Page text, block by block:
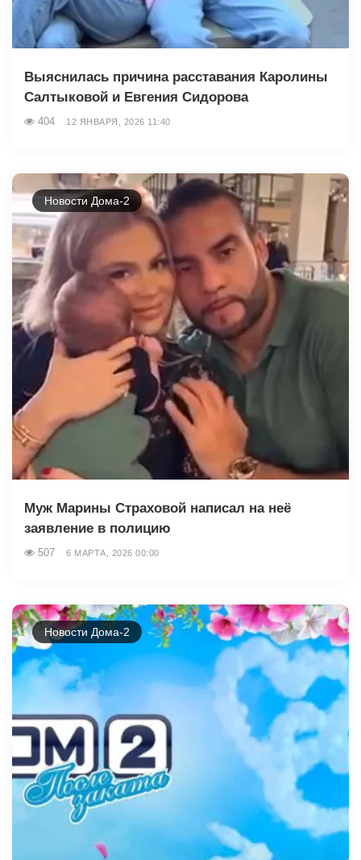
Выяснилась причина расставания Каролины
Салтыковой и Евгения Сидорова
404 12 ЯНВАРЯ, 2026 11:40
Новости Дома-2
Муж Марины Страховой написал на неё
заявление в полицию
507 6 МАРТА, 2026 00:00
Новости Дома-2